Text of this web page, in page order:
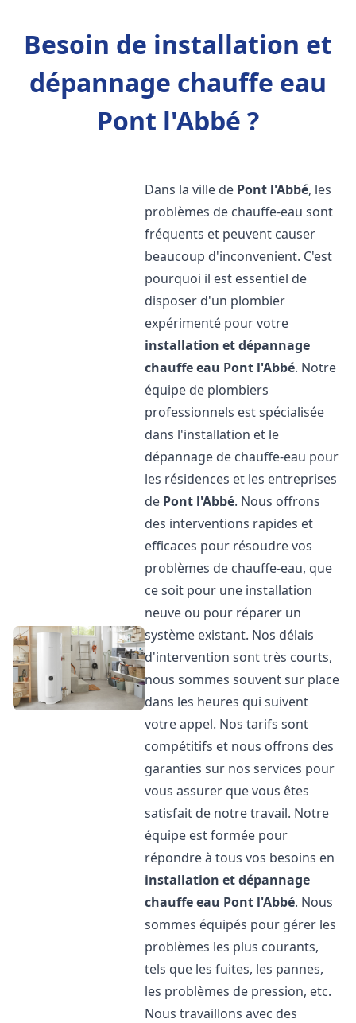
Besoin de installation et
dépannage chauffe eau
Pont l'Abbé ?
Dans la ville de Pont l'Abbé, les
problèmes de chauffe-eau sont
fréquents et peuvent causer
beaucoup d'inconvenient. C'est
pourquoi il est essentiel de
disposer d'un plombier
expérimenté pour votre
installation et dépannage
chauffe eau Pont l'Abbé. Notre
équipe de plombiers
professionnels est spécialisée
dans l'installation et le
dépannage de chauffe-eau pour
les résidences et les entreprises
de Pont l'Abbé. Nous offrons
des interventions rapides et
efficaces pour résoudre vos
problèmes de chauffe-eau, que
ce soit pour une installation
neuve ou pour réparer un
système existant. Nos délais
d'intervention sont très courts,
nous sommes souvent sur place
dans les heures qui suivent
votre appel. Nos tarifs sont
compétitifs et nous offrons des
garanties sur nos services pour
vous assurer que vous êtes
satisfait de notre travail. Notre
équipe est formée pour
répondre à tous vos besoins en
installation et dépannage
chauffe eau Pont l'Abbé. Nous
sommes équipés pour gérer les
problèmes les plus courants,
tels que les fuites, les pannes,
les problèmes de pression, etc.
Nous travaillons avec des